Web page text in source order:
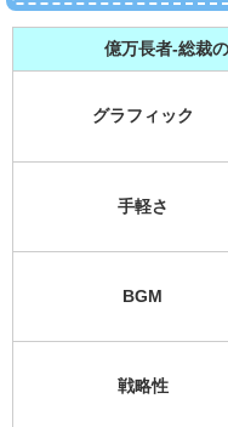
億万長者-総裁
グラフィック
手軽さ
BGM
戦略性